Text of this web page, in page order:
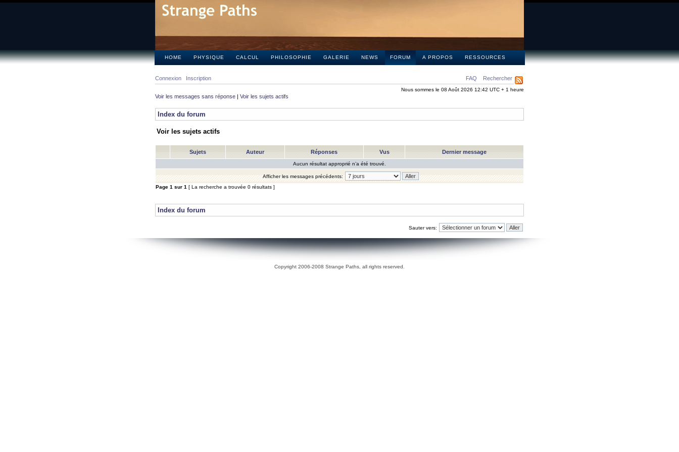
HOME PHYSIQUE CALCUL PHILOSOPHIE GALERIE NEWS FORUM A PROPOS RESSOURCES
FAQ Rechercher
Connexion Inscription
Nous sommes le 08 Août 2026 12:42 UTC + 1 heure
Voir les messages sans réponse | Voir les sujets actifs
Index du forum
Voir les sujets actifs
Sujets Auteur Réponses Vus Dernier message
Aucun résultat approprié n’a été trouvé.
Afficher les messages précédents:
Page 1 sur 1 [ La recherche a trouvée 0 résultats ]
Index du forum
Sauter vers:
Copyright 2006-2008 Strange Paths, all rights reserved.